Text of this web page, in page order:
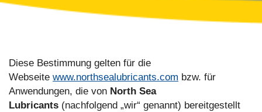
Diese Bestimmung gelten für die
Webseite www.northsealubricants.com bzw. für
Anwendungen, die von North Sea
Lubricants (nachfolgend „wir“ genannt) bereitgestellt